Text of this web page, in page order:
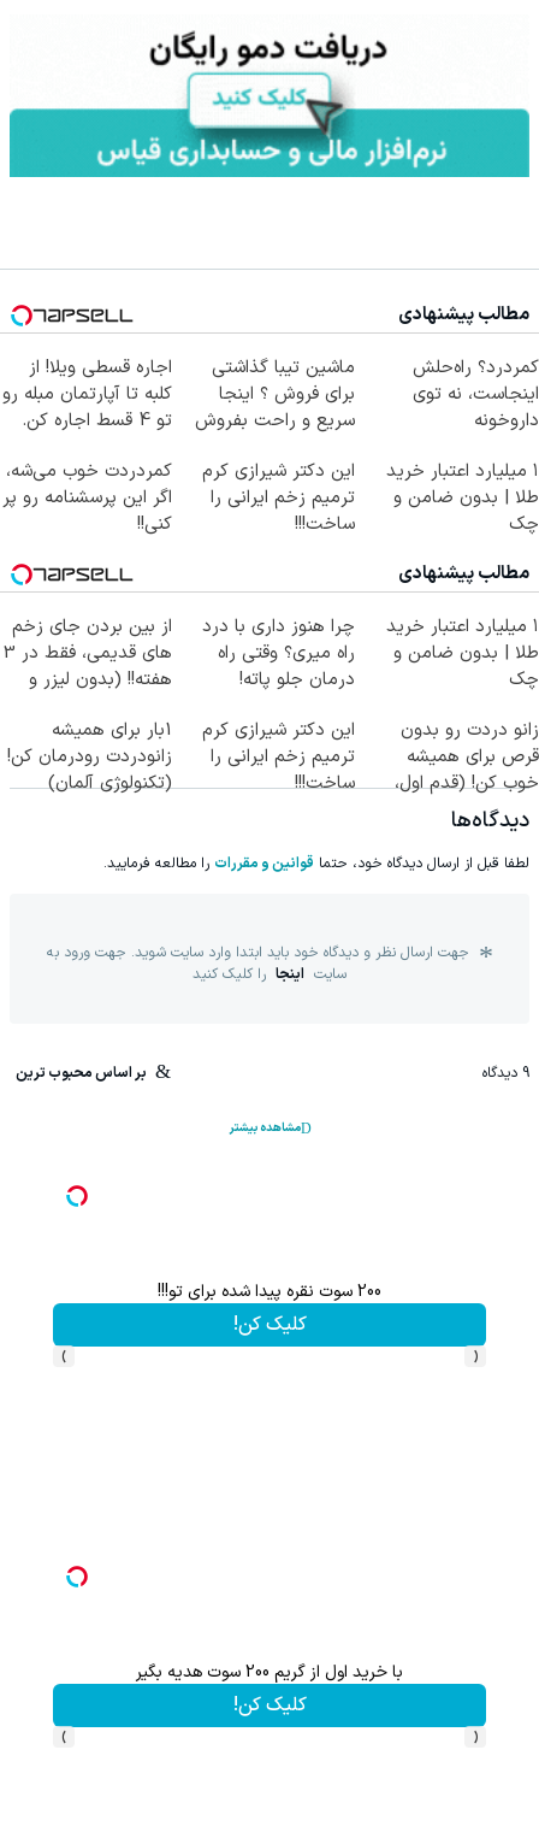
مطالب پیشنهادی
کمردرد؟ راه‌حلش
اینجاست، نه توی
داروخونه
ماشین تیبا گذاشتی
برای فروش ؟ اینجا
سریع و راحت بفروش
اجاره‌ قسطی ویلا! از
کلبه تا آپارتمان مبله رو
تو 4 قسط اجاره کن.
۱ میلیارد اعتبار خرید
طلا | بدون ضامن و
چک
این دکتر شیرازی کرم
ترمیم زخم ایرانی را
ساخت!!!
کمردردت خوب می‌شه،
اگر این پرسشنامه رو پر
کنی!!
مطالب پیشنهادی
۱ میلیارد اعتبار خرید
طلا | بدون ضامن و
چک
چرا هنوز داری با درد
راه میری؟ وقتی راه
درمان جلو پاته!
از بین بردن جای زخم
های قدیمی، فقط در 3
هفته!! (بدون لیزر و
زانو دردت رو بدون
قرص برای همیشه
خوب کن! (قدم اول،
پرسش‌نامه)
این دکتر شیرازی کرم
ترمیم زخم ایرانی را
ساخت!!!
1بار برای همیشه
زانودردت رودرمان کن!
(تکنولوژی آلمان)
دیدگاه‌ها
لطفا قبل از ارسال دیدگاه خود، حتما قوانین و مقررات را مطالعه فرمایید.
جهت ارسال نظر و دیدگاه خود باید ابتدا وارد سایت شوید. جهت ورود به
سایت اینجا را کلیک کنید
9 دیدگاه بر اساس محبوب ترین
مشاهده بیشتر
200 سوت نقره پیدا شده برای تو!!!
کلیک کن!
‹
›
با خرید اول از گریم 200 سوت هدیه بگیر
کلیک کن!
‹
›